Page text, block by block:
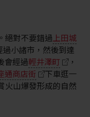
絕對不要錯過上田城
小諸市，然後到達
會經過輕井澤町
，
通商店街
下車逛一
火山爆發形成的自然